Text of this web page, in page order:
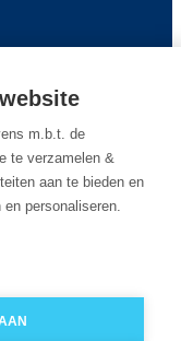
m.b.t. de
te verzamelen &
aan te bieden en
personaliseren.